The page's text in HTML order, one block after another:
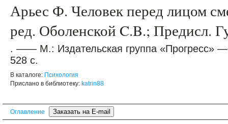
Арьес Ф. Человек перед лицом
ред. Оболенской C.B.; Предисл.
. —— М.: Издательская группа «Прогресс»
528 с.
В каталоге: Психология
Прислано в библиотеку: katrin88
Оглавление